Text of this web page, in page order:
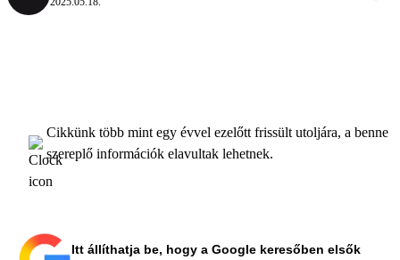
Cikkünk több mint egy évvel ezelőtt frissült utoljára, a benne
szereplő információk elavultak lehetnek.
Itt állíthatja be, hogy a Google keresőben elsők